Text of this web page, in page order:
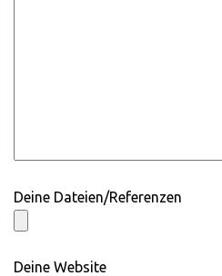
Deine Dateien/Referenzen
Deine Website